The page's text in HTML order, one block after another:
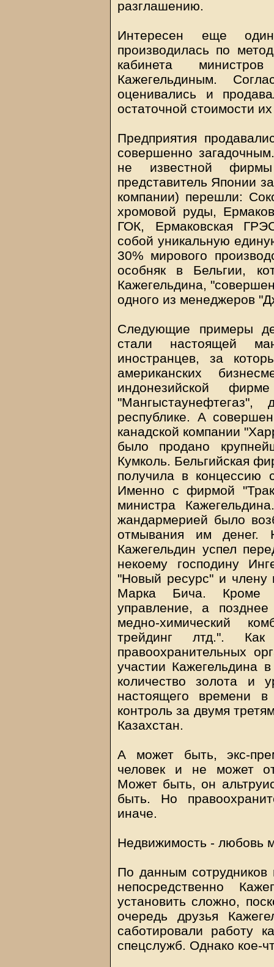
разглашению.
Интересен еще
производилась по
кабинета
Кажегельдиным.
оценивались и
остаточной стоимости
Предприятия
совершенно
не известной
представитель Японии
компании) перешли:
хромовой руды,
ГОК, Ермаковская
собой уникальную
30% мирового
особняк в Бельгии,
Кажегельдина,
одного из менеджеров
Следующие примеры
стали настоящей
иностранцев, за
американских
индонезийской
республике. А
канадской компании
было продано
Кумколь. Бельгийская
получила в концессию
Именно с фирмой
министра
жандармерией было
отмывания им денег.
Кажегельдин успел
некоему господину
"Новый ресурс" и члену
Марка Бича. Кроме
управление, а позднее
медно-химический
трейдинг лтд.".
правоохранительных
участии Кажегельдина
количество золота и
настоящего времени в
контроль за двумя
Казахстан.
А может быть, экс-
человек и не может
Может быть, он
быть. Но
иначе.
Недвижимость - любовь
По данным сотрудников
непосредственно
установить сложно,
очередь друзья
саботировали работу
спецслужб. Однако кое-